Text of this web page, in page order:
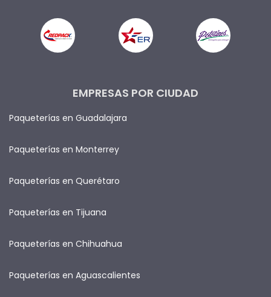
EMPRESAS POR CIUDAD
Paqueterías en Guadalajara
Paqueterías en Monterrey
Paqueterías en Querétaro
Paqueterías en Tijuana
Paqueterías en Chihuahua
Paqueterías en Aguascalientes